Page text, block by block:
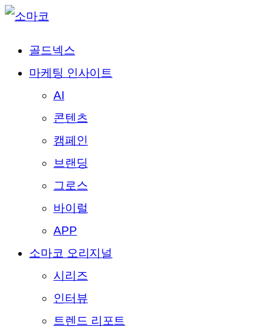
골드넥스
마케팅 인사이트
AI
콘텐츠
캠페인
브랜딩
그로스
바이럴
APP
소마코 오리지널
시리즈
인터뷰
트렌드 리포트